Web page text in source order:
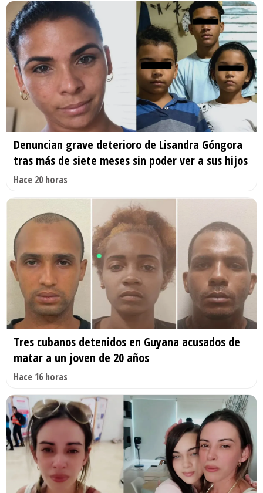
Denuncian grave deterioro de Lisandra Góngora
tras más de siete meses sin poder ver a sus hijos
Hace 20 horas
Tres cubanos detenidos en Guyana acusados de
matar a un joven de 20 años
Hace 16 horas